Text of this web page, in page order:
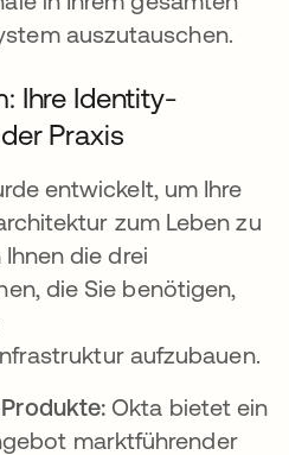
auszutauschen.
Ihre Identity-
Praxis
entwickelt, um Ihre
zum Leben zu
die drei
die Sie benötigen,
aufzubauen.
Okta bietet ein
marktführender